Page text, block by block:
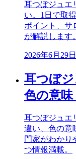
耳つぼジュエ
い。1日で取
ポイント、サ
が解説します。
2026年6月29日
耳つぼジ
色の意
耳つぼジュエ
違い、色の意
門家がわかり
つ情報満載。